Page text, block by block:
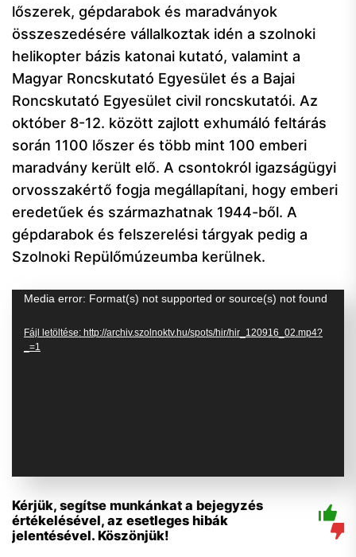
lőszerek, gépdarabok és maradványok
összeszedésére vállalkoztak idén a szolnoki
helikopter bázis katonai kutató, valamint a
Magyar Roncskutató Egyesület és a Bajai
Roncskutató Egyesület civil roncskutatói. Az
október 8-12. között zajlott exhumáló feltárás
során 1100 lőszer és több mint 100 emberi
maradvány került elő. A csontokról igazságügyi
orvosszakértő fogja megállapítani, hogy emberi
eredetűek és származhatnak 1944-ből. A
gépdarabok és felszerelési tárgyak pedig a
Szolnoki Repülőmúzeumba kerülnek.
Videólejátszó
Media error: Format(s) not supported or source(s) not found
Fájl letöltése: http://archiv.szolnoktv.hu/spots/hir/hir_120916_02.mp4?
_=1
Kérjük, segítse munkánkat a bejegyzés
értékelésével, az esetleges hibák
jelentésével. Köszönjük!